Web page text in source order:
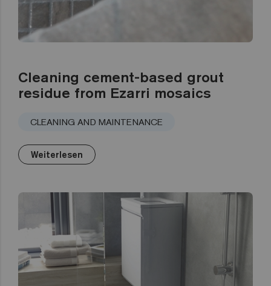
Cleaning cement-based grout
residue from Ezarri mosaics
CLEANING AND MAINTENANCE
Weiterlesen